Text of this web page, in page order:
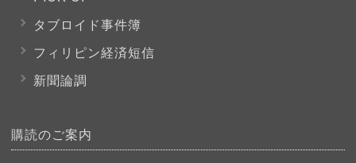
タブロイド事件簿
フィリピン経済短信
新聞論調
購読のご案内